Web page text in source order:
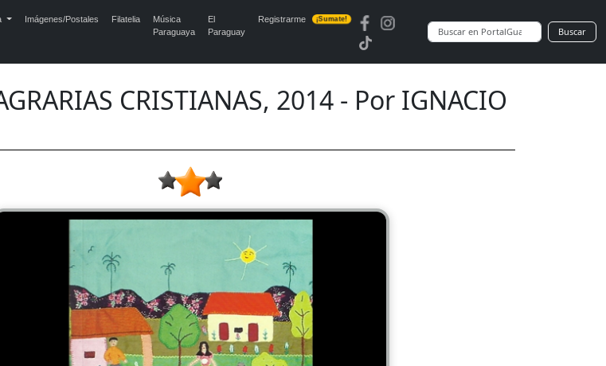
Imágenes/Postales Filatelia
Música
Paraguaya
El
Paraguay
Registrarme ¡Sumate!
Buscar
CRISTIANAS, 2014 - Por IGNACIO